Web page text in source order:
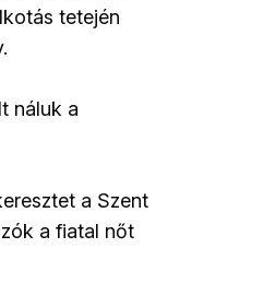
tetején
náluk a
a Szent
a fiatal nőt